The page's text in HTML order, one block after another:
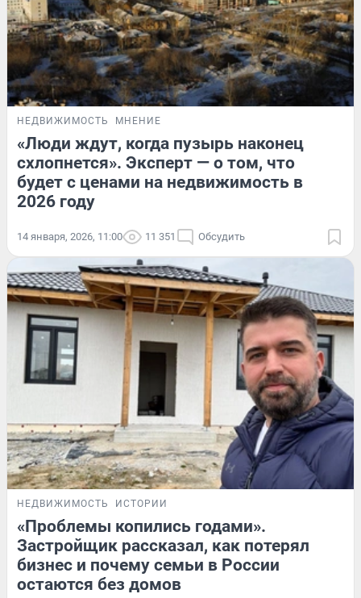
НЕДВИЖИМОСТЬ МНЕНИЕ
«Люди ждут, когда пузырь наконец
схлопнется». Эксперт — о том, что
будет с ценами на недвижимость в
2026 году
14 января, 2026, 11:00 11 351 Обсудить
НЕДВИЖИМОСТЬ ИСТОРИИ
«Проблемы копились годами».
Застройщик рассказал, как потерял
бизнес и почему семьи в России
остаются без домов